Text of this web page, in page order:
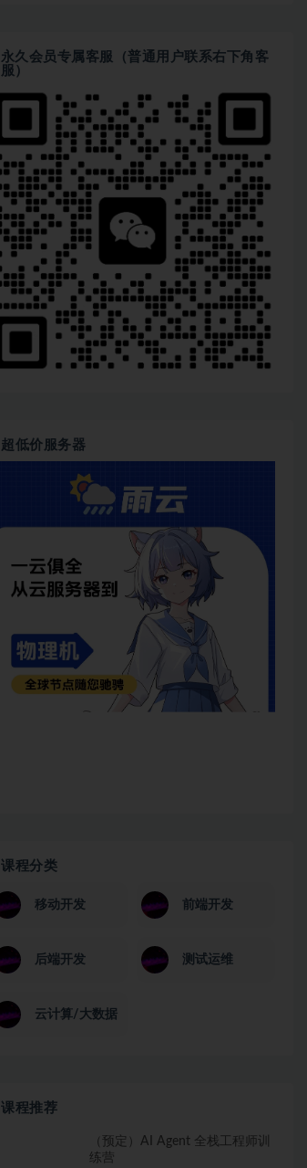
永久会员专属客服（普通用户联系右下角客
服）
超低价服务器
课程分类
移动开发 前端开发
后端开发 测试运维
云计算/大数据
课程推荐
（预定）AI Agent 全栈工程师训
练营